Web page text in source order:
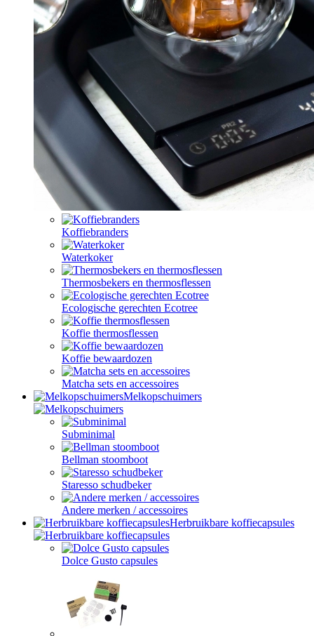
Koffiebranders
Waterkoker
Thermosbekers en thermosflessen
Ecologische gerechten Ecotree
Koffie thermosflessen
Koffie bewaardozen
Matcha sets en accessoires
Melkopschuimers
Subminimal
Bellman stoomboot
Staresso schudbeker
Andere merken / accessoires
Herbruikbare koffiecapsules
Dolce Gusto capsules